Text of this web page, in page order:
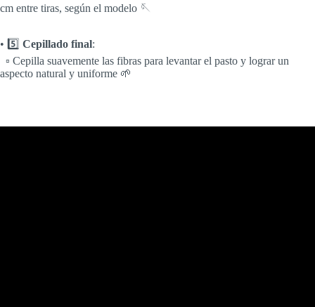
cm entre tiras, según el modelo 🪡
• 5️⃣ Cepillado final:
▫️ Cepilla suavemente las fibras para levantar el pasto y lograr un
aspecto natural y uniforme 🌱